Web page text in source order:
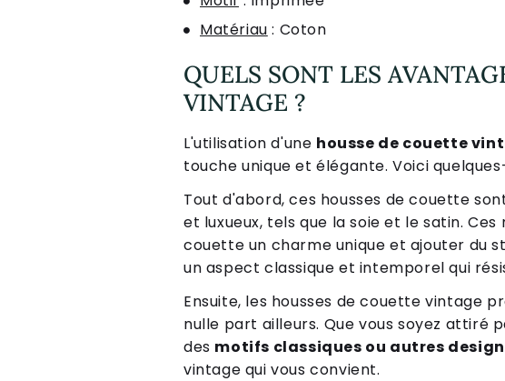
Matériau : Coton
QUELS SONT LES
VINTAGE ?
L'utilisation d'une housse de couette
touche unique et élégante. Voici
Tout d'abord, ces housses de couette
et luxueux, tels que la soie et le satin.
couette un charme unique et ajouter du
un aspect classique et intemporel qui
Ensuite, les housses de couette vintage
nulle part ailleurs. Que vous soyez attiré
des motifs classiques ou autres
vintage qui vous convient.